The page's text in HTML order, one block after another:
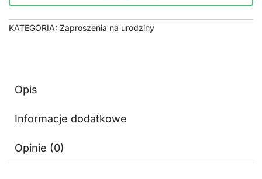
KATEGORIA: Zaproszenia na urodziny
Opis
Informacje dodatkowe
Opinie (0)